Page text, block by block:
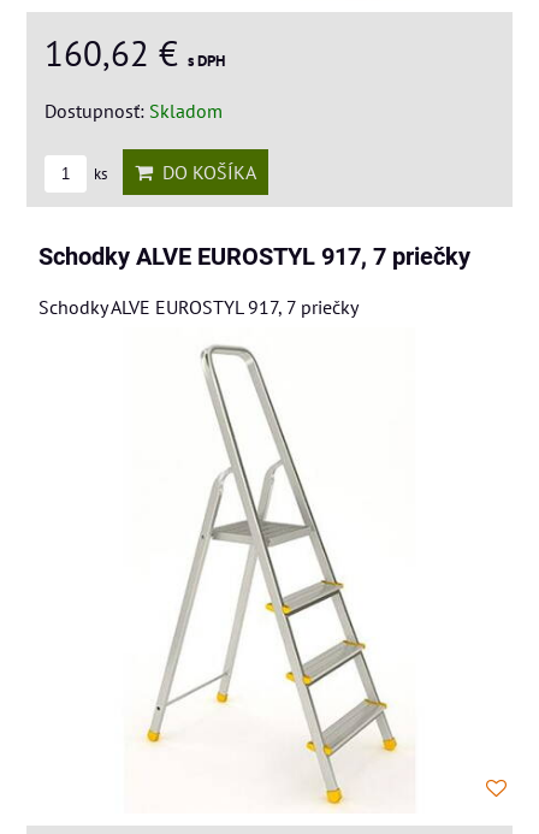
160,62 € s DPH
Dostupnosť: Skladom
ks DO KOŠÍKA
Schodky ALVE EUROSTYL 917, 7 priečky
Schodky ALVE EUROSTYL 917, 7 priečky